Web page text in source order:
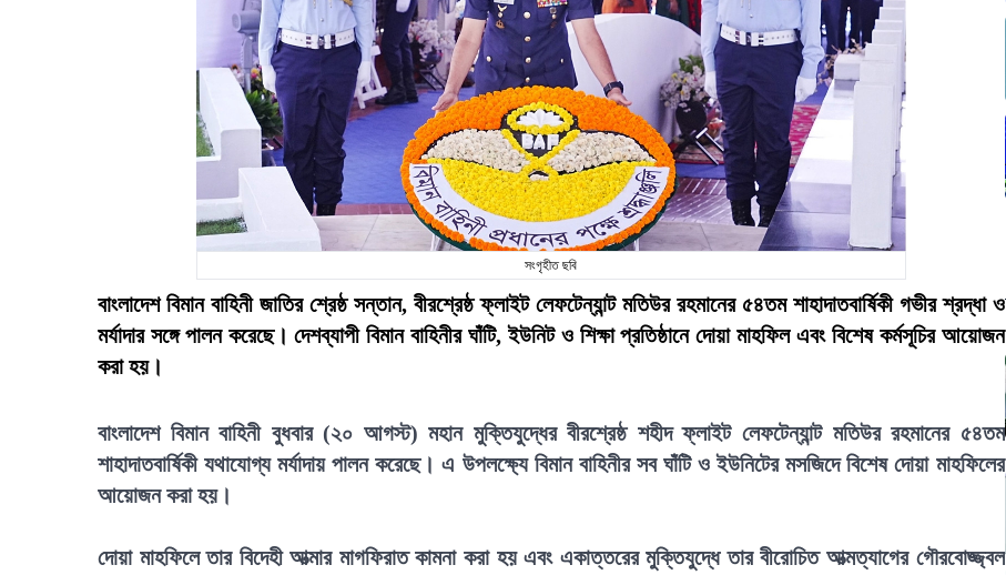
সংগৃহীত ছবি
বাংলাদেশ বিমান বাহিনী জাতির শ্রেষ্ঠ সন্তান, বীরশ্রেষ্ঠ ফ্লাইট লেফটেন্যান্ট মতিউর রহমানের ৫৪তম শাহাদাতবার্ষিকী গভীর শ্রদ্ধা ও
মর্যাদার সঙ্গে পালন করেছে। দেশব্যাপী বিমান বাহিনীর ঘাঁটি, ইউনিট ও শিক্ষা প্রতিষ্ঠানে দোয়া মাহফিল এবং বিশেষ কর্মসূচির আয়োজন
করা হয়।
বাংলাদেশ বিমান বাহিনী বুধবার (২০ আগস্ট) মহান মুক্তিযুদ্ধের বীরশ্রেষ্ঠ শহীদ ফ্লাইট লেফটেন্যান্ট মতিউর রহমানের ৫৪তম
শাহাদাতবার্ষিকী যথাযোগ্য মর্যাদায় পালন করেছে। এ উপলক্ষ্যে বিমান বাহিনীর সব ঘাঁটি ও ইউনিটের মসজিদে বিশেষ দোয়া মাহফিলের
আয়োজন করা হয়।
দোয়া মাহফিলে তার বিদেহী আত্মার মাগফিরাত কামনা করা হয় এবং একাত্তরের মুক্তিযুদ্ধে তার বীরোচিত আত্মত্যাগের গৌরবোজ্জ্বল